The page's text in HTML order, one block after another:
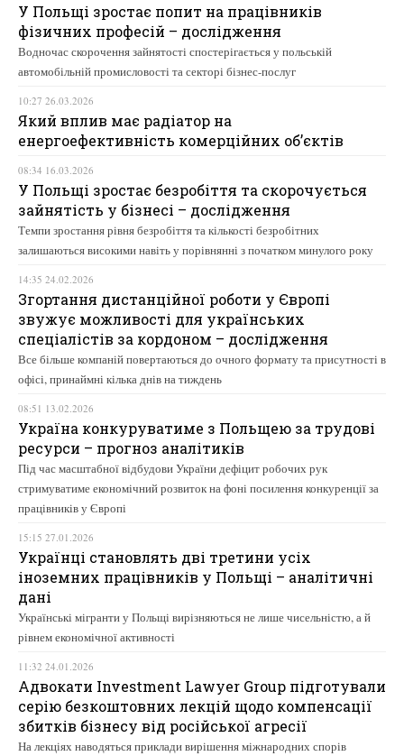
У Польщі зростає попит на працівників
фізичних професій – дослідження
Водночас скорочення зайнятості спостерігається у польській
автомобільній промисловості та секторі бізнес-послуг
10:27 26.03.2026
Який вплив має радіатор на
енергоефективність комерційних об’єктів
08:34 16.03.2026
У Польщі зростає безробіття та скорочується
зайнятість у бізнесі – дослідження
Темпи зростання рівня безробіття та кількості безробітних
залишаються високими навіть у порівнянні з початком минулого року
14:35 24.02.2026
Згортання дистанційної роботи у Європі
звужує можливості для українських
спеціалістів за кордоном – дослідження
Все більше компаній повертаються до очного формату та присутності в
офісі, принаймні кілька днів на тиждень
08:51 13.02.2026
Україна конкуруватиме з Польщею за трудові
ресурси – прогноз аналітиків
Під час масштабної відбудови України дефіцит робочих рук
стримуватиме економічний розвиток на фоні посилення конкуренції за
працівників у Європі
15:15 27.01.2026
Українці становлять дві третини усіх
іноземних працівників у Польщі – аналітичні
дані
Українські мігранти у Польщі вирізняються не лише чисельністю, а й
рівнем економічної активності
11:32 24.01.2026
Адвокати Investment Lawyer Group підготували
серію безкоштовних лекцій щодо компенсації
збитків бізнесу від російської агресії
На лекціях наводяться приклади вирішення міжнародних спорів